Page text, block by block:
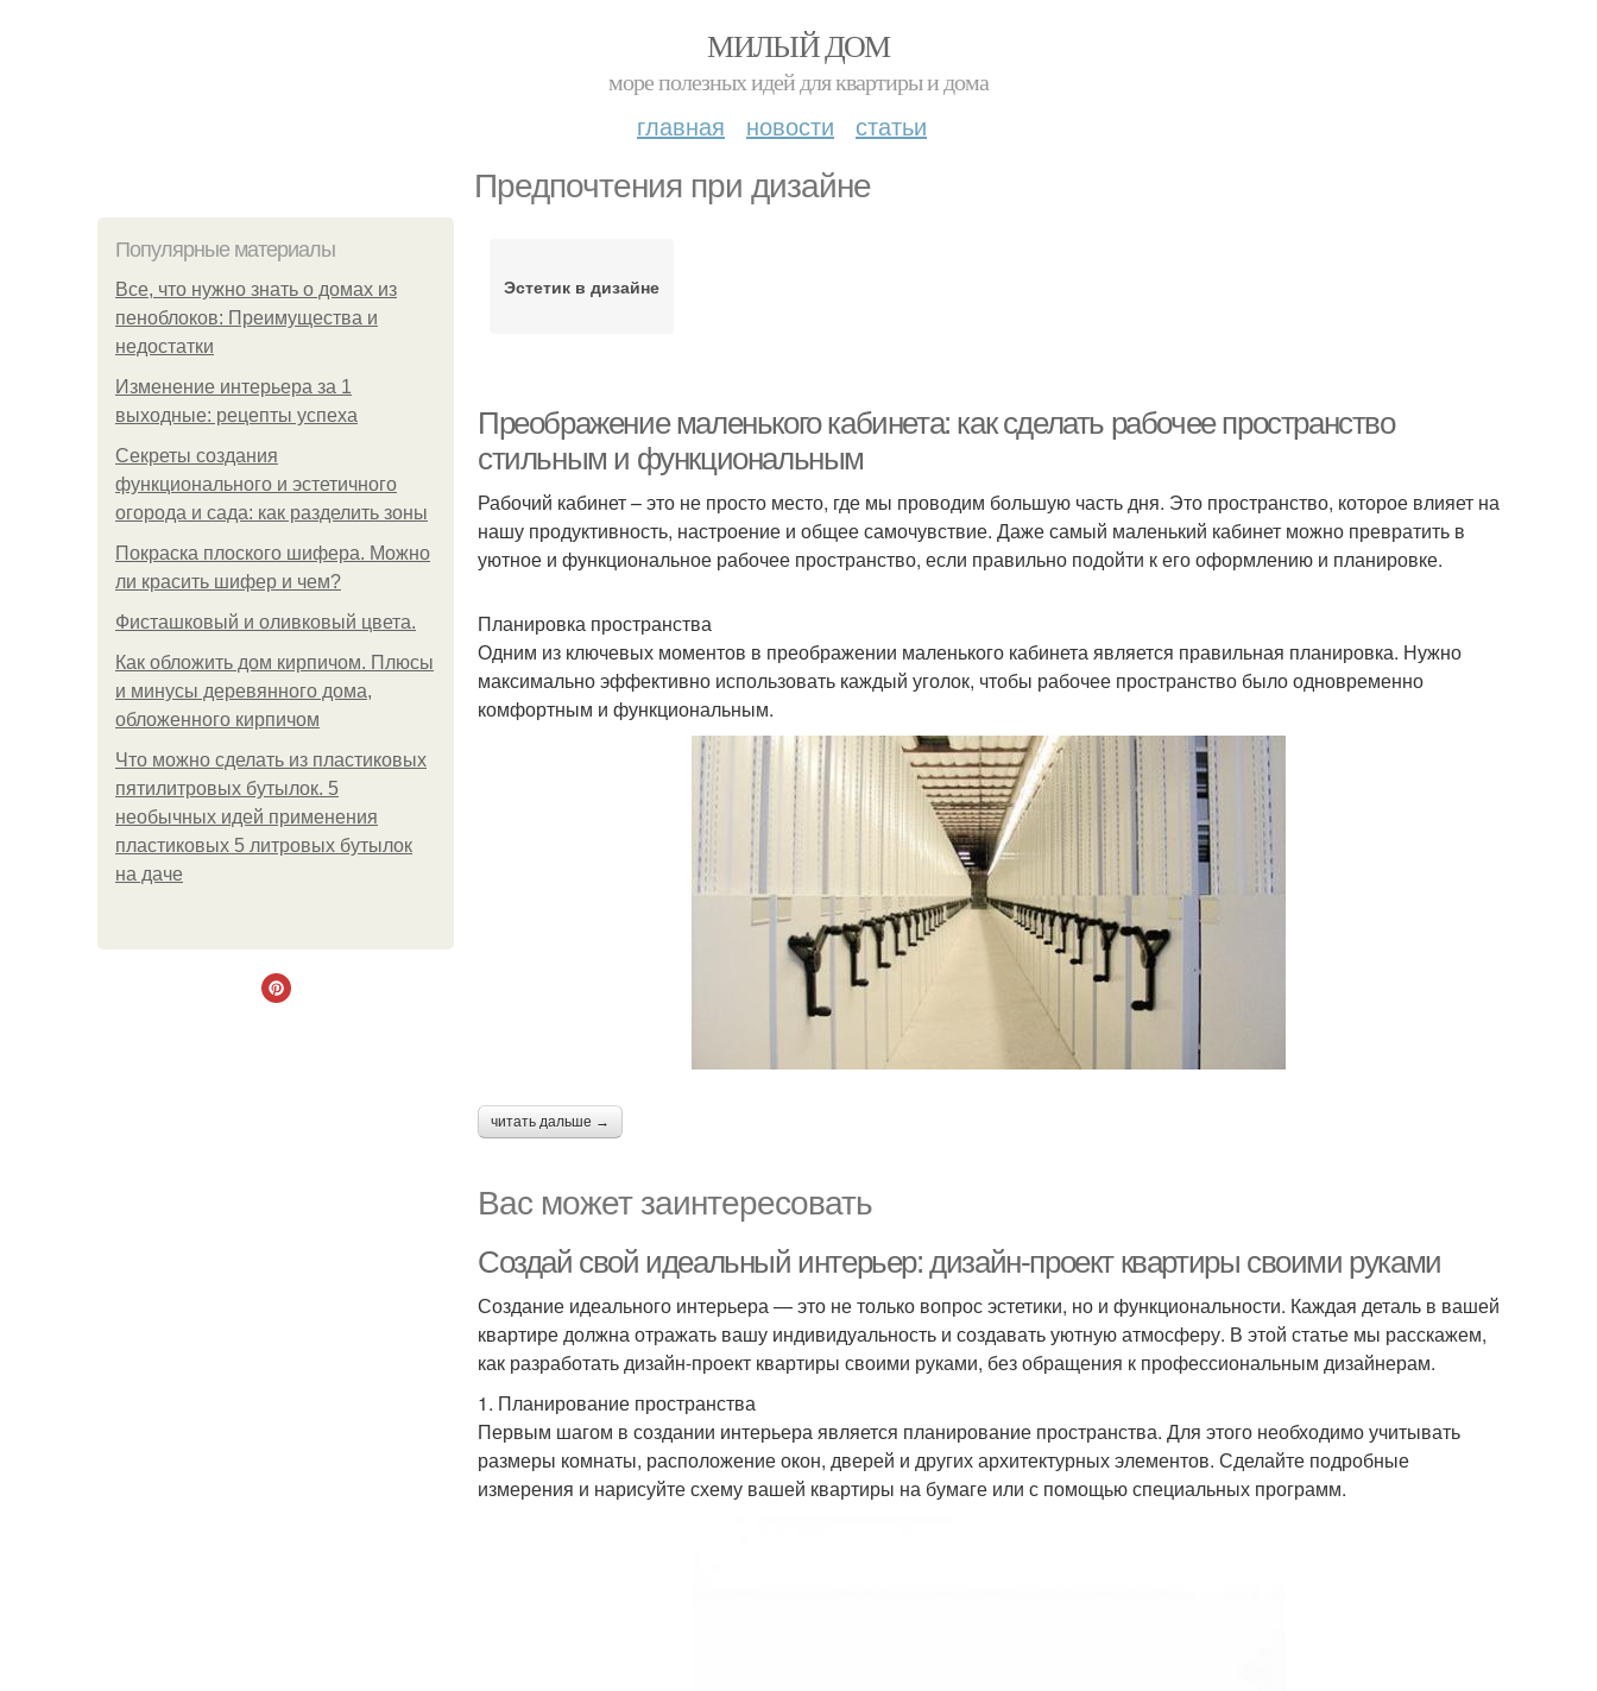
МИЛЫЙ ДОМ
море полезных идей для квартиры и дома
главная новости статьи
Предпочтения при дизайне
Популярные материалы
Все, что нужно знать о домах из
пеноблоков: Преимущества и
недостатки
Изменение интерьера за 1
выходные: рецепты успеха
Секреты создания
функционального и эстетичного
огорода и сада: как разделить зоны
Покраска плоского шифера. Можно
ли красить шифер и чем?
Фисташковый и оливковый цвета.
Как обложить дом кирпичом. Плюсы
и минусы деревянного дома,
обложенного кирпичом
Что можно сделать из пластиковых
пятилитровых бутылок. 5
необычных идей применения
пластиковых 5 литровых бутылок
на даче
Эстетик в дизайне
Преображение маленького кабинета: как сделать рабочее пространство
стильным и функциональным
Рабочий кабинет – это не просто место, где мы проводим большую часть дня. Это пространство, которое влияет на
нашу продуктивность, настроение и общее самочувствие. Даже самый маленький кабинет можно превратить в
уютное и функциональное рабочее пространство, если правильно подойти к его оформлению и планировке.
Планировка пространства
Одним из ключевых моментов в преображении маленького кабинета является правильная планировка. Нужно
максимально эффективно использовать каждый уголок, чтобы рабочее пространство было одновременно
комфортным и функциональным.
читать дальше →
Вас может заинтересовать
Создай свой идеальный интерьер: дизайн-проект квартиры своими руками
Создание идеального интерьера — это не только вопрос эстетики, но и функциональности. Каждая деталь в вашей
квартире должна отражать вашу индивидуальность и создавать уютную атмосферу. В этой статье мы расскажем,
как разработать дизайн-проект квартиры своими руками, без обращения к профессиональным дизайнерам.
1. Планирование пространства
Первым шагом в создании интерьера является планирование пространства. Для этого необходимо учитывать
размеры комнаты, расположение окон, дверей и других архитектурных элементов. Сделайте подробные
измерения и нарисуйте схему вашей квартиры на бумаге или с помощью специальных программ.